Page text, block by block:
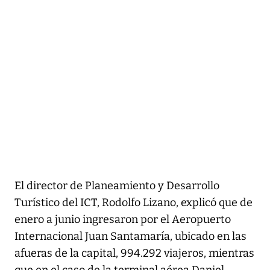
El director de Planeamiento y Desarrollo
Turístico del ICT, Rodolfo Lizano, explicó que de
enero a junio ingresaron por el Aeropuerto
Internacional Juan Santamaría, ubicado en las
afueras de la capital, 994.292 viajeros, mientras